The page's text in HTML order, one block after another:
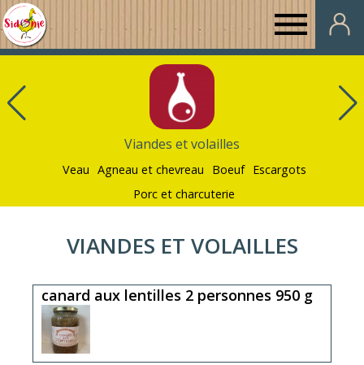
Au
Sidonie
Viandes et volailles
Veau Agneau et chevreau Boeuf
Escargots
Porc et charcuterie
VIANDES ET VOLAILLES
canard aux lentilles 2 personnes 950 g